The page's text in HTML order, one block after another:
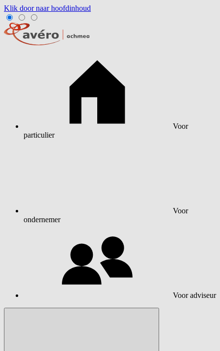
Klik door naar hoofdinhoud
Voor
particulier
Voor
ondernemer
Voor adviseur